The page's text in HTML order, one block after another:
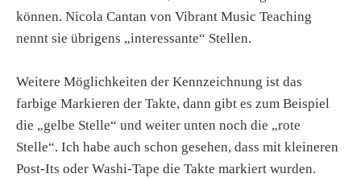
können. Nicola Cantan von Vibrant Music Teaching
nennt sie übrigens „interessante“ Stellen.
Weitere Möglichkeiten der Kennzeichnung ist das
farbige Markieren der Takte, dann gibt es zum Beispiel
die „gelbe Stelle“ und weiter unten noch die „rote
Stelle“. Ich habe auch schon gesehen, dass mit kleineren
Post-Its oder Washi-Tape die Takte markiert wurden.